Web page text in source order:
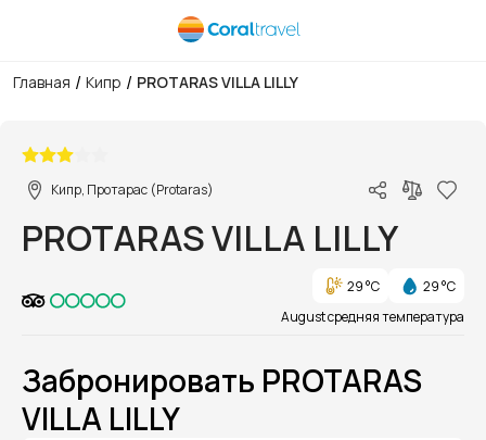
Главная / Кипр / PROTARAS VILLA LILLY
Кипр, Протарас (Protaras)
PROTARAS VILLA LILLY
29 °C
29 °C
August средняя температура
Забронировать PROTARAS
VILLA LILLY